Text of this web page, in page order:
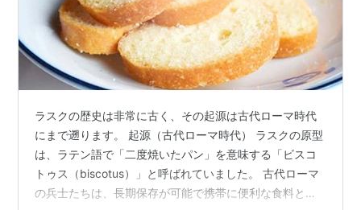
ラスクの歴史は非常に古く、その起源は古代ローマ時代
にまで遡ります。 起源（古代ローマ時代） ラスクの原型
は、ラテン語で「二度焼いたパン」を意味する「ビスコ
トゥス（biscotus）」と呼ばれていました。 古代ローマ
の兵士たちは、長期保存が可能で携帯に便利な食料とし